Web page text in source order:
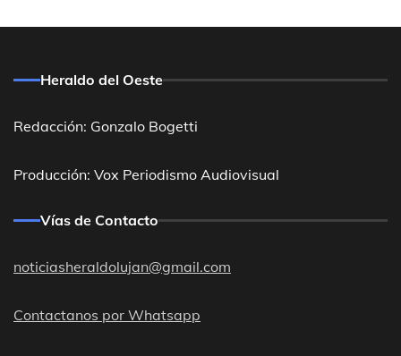
Heraldo del Oeste
Redacción: Gonzalo Bogetti
Producción: Vox Periodismo Audiovisual
Vías de Contacto
noticiasheraldolujan@gmail.com
Contactanos por Whatsapp